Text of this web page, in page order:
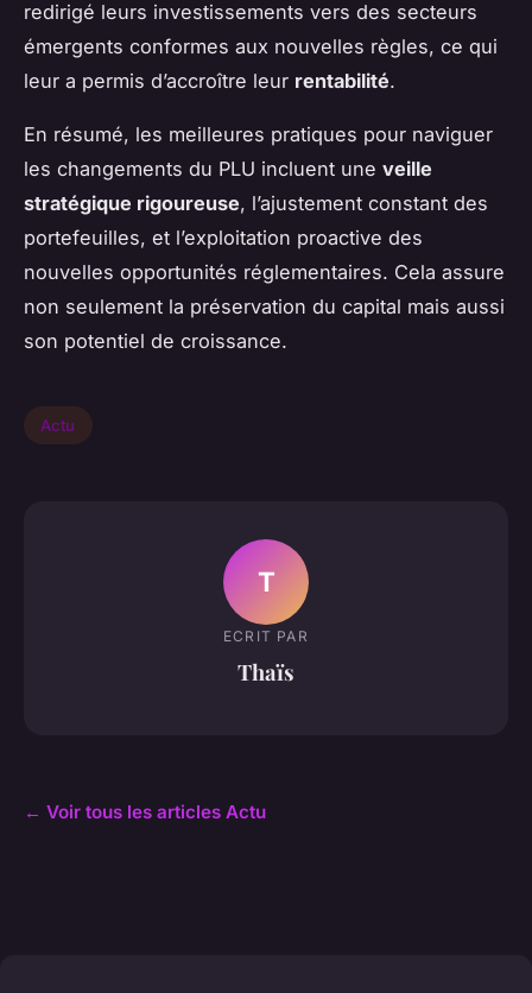
redirigé leurs investissements vers des secteurs
émergents conformes aux nouvelles règles, ce qui
leur a permis d’accroître leur rentabilité.
En résumé, les meilleures pratiques pour naviguer
les changements du PLU incluent une veille
stratégique rigoureuse, l’ajustement constant des
portefeuilles, et l’exploitation proactive des
nouvelles opportunités réglementaires. Cela assure
non seulement la préservation du capital mais aussi
son potentiel de croissance.
Actu
T
ECRIT PAR
Thaïs
← Voir tous les articles Actu